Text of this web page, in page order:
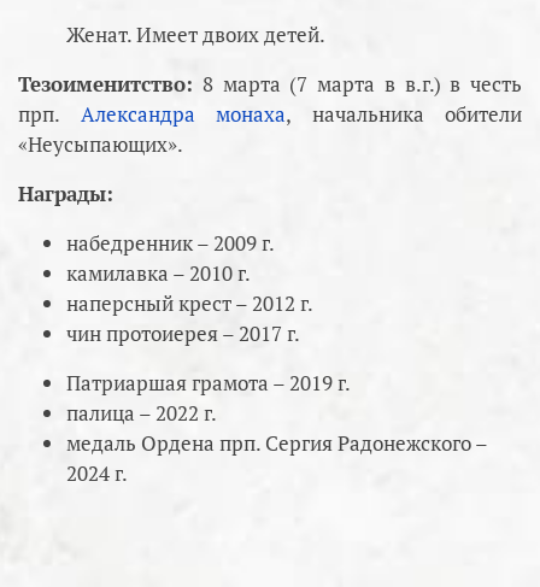
Женат. Имеет двоих детей.
Тезоименитство: 8 марта (7 марта в в.г.) в честь
прп. Александра монаха, начальника обители
«Неусыпающих».
Награды:
набедренник – 2009 г.
камилавка – 2010 г.
наперсный крест – 2012 г.
чин протоиерея – 2017 г.
Патриаршая грамота – 2019 г.
палица – 2022 г.
медаль Ордена прп. Сергия Радонежского –
2024 г.